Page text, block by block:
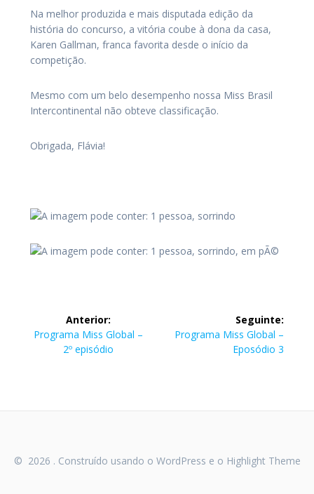
Na melhor produzida e mais disputada edição da
história do concurso, a vitória coube à dona da casa,
Karen Gallman, franca favorita desde o início da
competição.
Mesmo com um belo desempenho nossa Miss Brasil
Intercontinental não obteve classificação.
Obrigada, Flávia!
Navegação
de
Anterior:
Post
anterior:
Programa Miss Global –
2º episódio
Seguinte:
Post
Programa Miss Global –
Eposódio 3
© 2026 . Construído usando o WordPress e o Highlight Theme